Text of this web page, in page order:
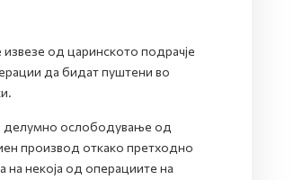
од царинското подрачје
да бидат пуштени во
делумно ослободување од
производ откако претходно
некоја од операциите на